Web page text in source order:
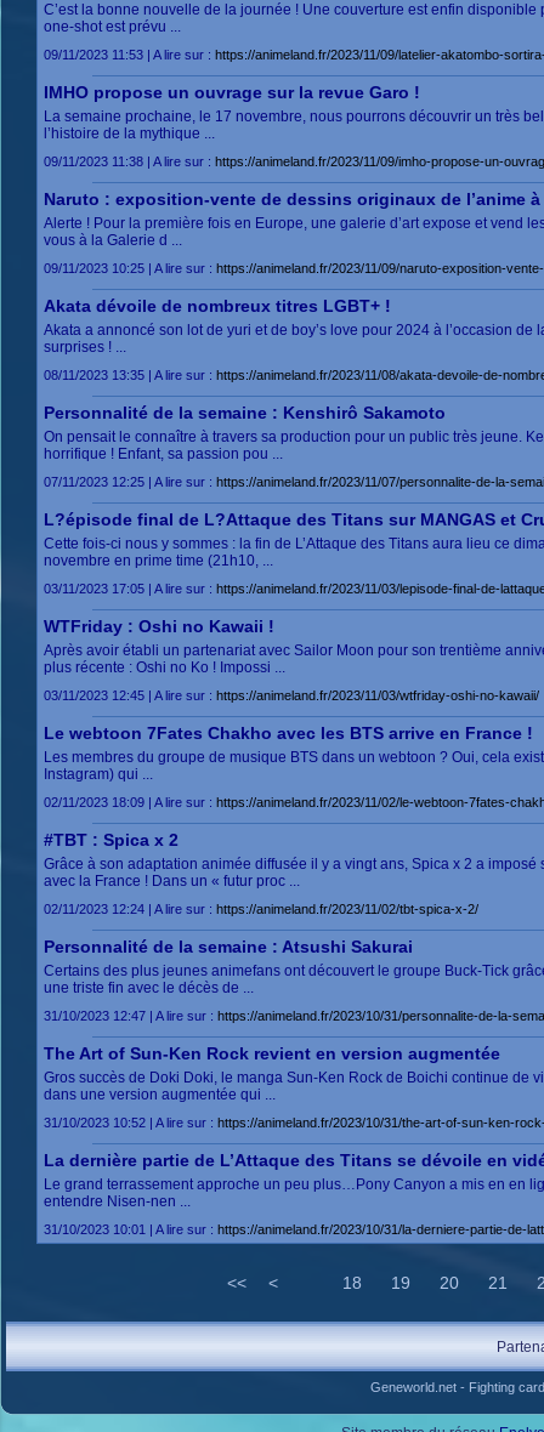
C’est la bonne nouvelle de la journée ! Une couverture est enfin
one-shot est prévu ...
09/11/2023 11:53 | A lire sur : https://animeland.fr/2023/11/09/latelier-akatombo-
IMHO propose un ouvrage sur la revue Garo !
La semaine prochaine, le 17 novembre, nous pourrons découvrir un très
l’histoire de la mythique ...
09/11/2023 11:38 | A lire sur : https://animeland.fr/2023/11/09/imho-propose-un-
Naruto : exposition-vente de dessins originaux de l’anime
Alerte ! Pour la première fois en Europe, une galerie d’art expose et vend
vous à la Galerie d ...
09/11/2023 10:25 | A lire sur : https://animeland.fr/2023/11/09/naruto-exposition-
Akata dévoile de nombreux titres LGBT+ !
Akata a annoncé son lot de yuri et de boy’s love pour 2024 à l’occasion
surprises ! ...
08/11/2023 13:35 | A lire sur : https://animeland.fr/2023/11/08/akata-devoile-de-
Personnalité de la semaine : Kenshirô Sakamoto
On pensait le connaître à travers sa production pour un public très jeune.
horrifique ! Enfant, sa passion pou ...
07/11/2023 12:25 | A lire sur : https://animeland.fr/2023/11/07/personnalite-de-la-
L?épisode final de L?Attaque des Titans sur MANGAS et
Cette fois-ci nous y sommes : la fin de L’Attaque des Titans aura lieu ce
novembre en prime time (21h10, ...
03/11/2023 17:05 | A lire sur : https://animeland.fr/2023/11/03/lepisode-final-de-
WTFriday : Oshi no Kawaii !
Après avoir établi un partenariat avec Sailor Moon pour son trentième
plus récente : Oshi no Ko ! Impossi ...
03/11/2023 12:45 | A lire sur : https://animeland.fr/2023/11/03/wtfriday-oshi-no-kawaii/
Le webtoon 7Fates Chakho avec les BTS arrive en France !
Les membres du groupe de musique BTS dans un webtoon ? Oui, cela
Instagram) qui ...
02/11/2023 18:09 | A lire sur : https://animeland.fr/2023/11/02/le-webtoon-7fates-
#TBT : Spica x 2
Grâce à son adaptation animée diffusée il y a vingt ans, Spica x 2 a
avec la France ! Dans un « futur proc ...
02/11/2023 12:24 | A lire sur : https://animeland.fr/2023/11/02/tbt-spica-x-2/
Personnalité de la semaine : Atsushi Sakurai
Certains des plus jeunes animefans ont découvert le groupe Buck-Tick
une triste fin avec le décès de ...
31/10/2023 12:47 | A lire sur : https://animeland.fr/2023/10/31/personnalite-de-la-
The Art of Sun-Ken Rock revient en version augmentée
Gros succès de Doki Doki, le manga Sun-Ken Rock de Boichi continue de
dans une version augmentée qui ...
31/10/2023 10:52 | A lire sur : https://animeland.fr/2023/10/31/the-art-of-sun-ken-
La dernière partie de L’Attaque des Titans se dévoile en
Le grand terrassement approche un peu plus…Pony Canyon a mis en en
entendre Nisen-nen ...
31/10/2023 10:01 | A lire sur : https://animeland.fr/2023/10/31/la-derniere-partie-de-
<< < 18 19 20 21
Geneworld.net- Fighting